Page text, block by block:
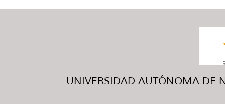
UNIVERSIDAD AUTÓNOMA DE